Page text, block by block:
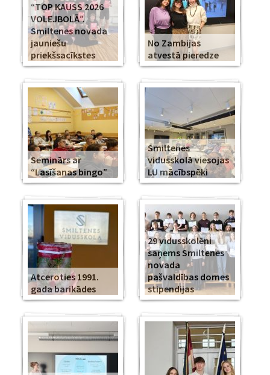
“TOP KAUSS 2026
VOLEJBOLĀ”.
Smiltenes novada
jauniešu
priekšsacīkstes
No Zambijas
atvestā pieredze
Seminārs ar
“Lasīšanas bingo”
Smiltenes
vidusskolā viesojas
LU mācībspēki
Atceroties 1991.
gada barikādes
29 vidusskolēni
saņems Smiltenes
novada
pašvaldības domes
stipendijas